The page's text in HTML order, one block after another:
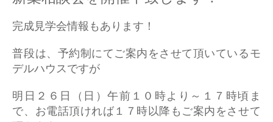
完成見学会情報もあります！
普段は、予約制にてご案内をさせて頂いているモ
デルハウスですが
明日２６日（日）午前１０時より～１７時頃ま
で、お電話頂ければ１７時以降もご案内をさせて